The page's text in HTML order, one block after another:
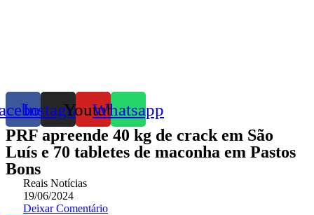
InstagramYoutubeWhatsapp
PRF apreende 40 kg de crack em São
Luís e 70 tabletes de maconha em Pastos
Bons
Reais Notícias
19/06/2024
Deixar Comentário